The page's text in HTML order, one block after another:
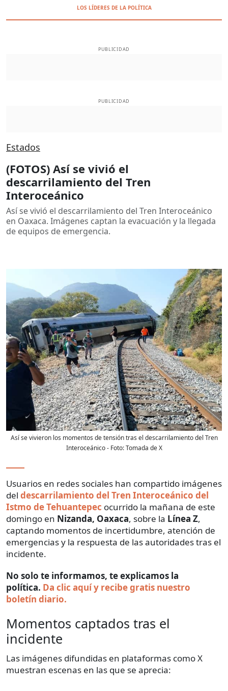
LOS LÍDERES DE LA POLÍTICA
PUBLICIDAD
PUBLICIDAD
Estados
(FOTOS) Así se vivió el
descarrilamiento del Tren
Interoceánico
Así se vivió el descarrilamiento del Tren Interoceánico
en Oaxaca. Imágenes captan la evacuación y la llegada
de equipos de emergencia.
Así se vivieron los momentos de tensión tras el descarrilamiento del Tren
Interoceánico- Foto:Tomada de X
Usuarios en redes sociales han compartido imágenes
del descarrilamiento del Tren Interoceánico del
Istmo de Tehuantepec ocurrido la mañana de este
domingo en Nizanda, Oaxaca, sobre la Línea Z,
captando momentos de incertidumbre, atención de
emergencias y la respuesta de las autoridades tras el
incidente.
No solo te informamos, te explicamos la
política. Da clic aquí y recibe gratis nuestro
boletín diario.
Momentos captados tras el
incidente
Las imágenes difundidas en plataformas como X
muestran escenas en las que se aprecia: